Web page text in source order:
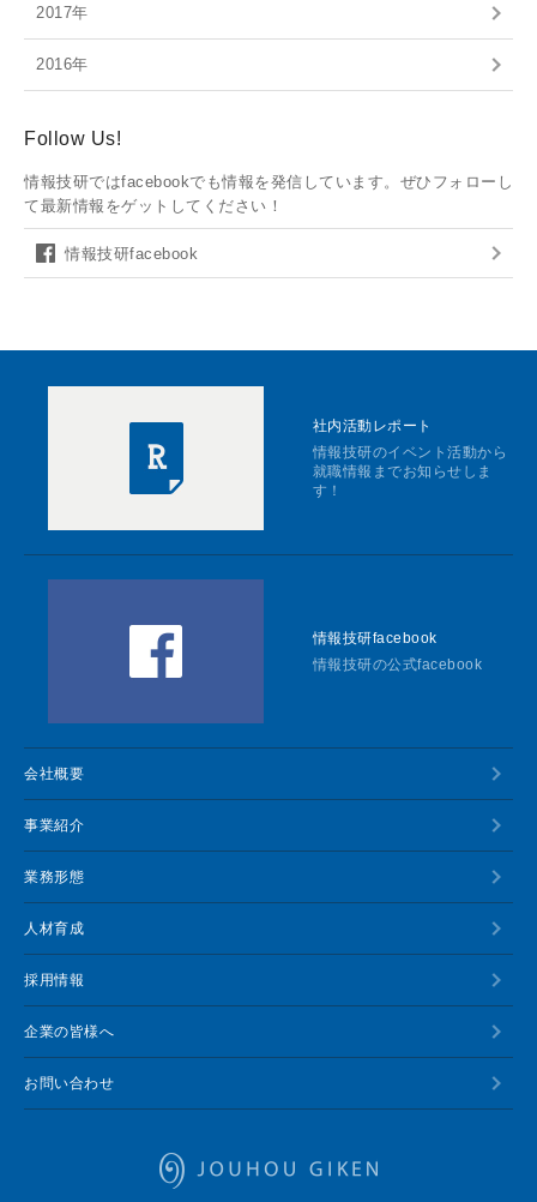
2017年
2016年
Follow Us!
情報技研ではfacebookでも情報を発信しています。ぜひフォローし
て最新情報をゲットしてください！
情報技研facebook
社内活動レポート
情報技研のイベント活動から
就職情報までお知らせしま
す！
情報技研facebook
情報技研の公式facebook
会社概要
事業紹介
業務形態
人材育成
採用情報
企業の皆様へ
お問い合わせ